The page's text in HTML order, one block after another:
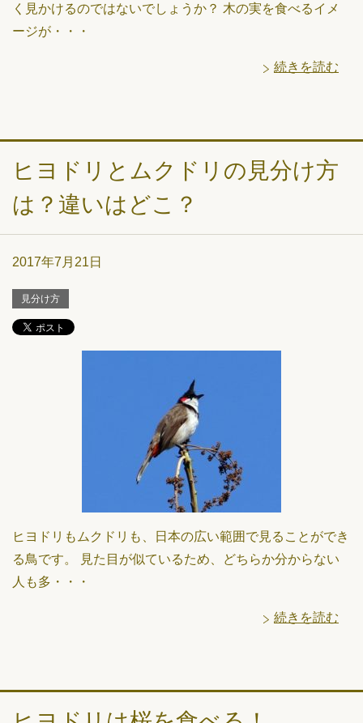
く見かけるのではないでしょうか？ 木の実を食べるイメ
ージが・・・
続きを読む
ヒヨドリとムクドリの見分け方
は？違いはどこ？
2017年7月21日
見分け方
ヒヨドリもムクドリも、日本の広い範囲で見ることができ
る鳥です。 見た目が似ているため、どちらか分からない
人も多・・・
続きを読む